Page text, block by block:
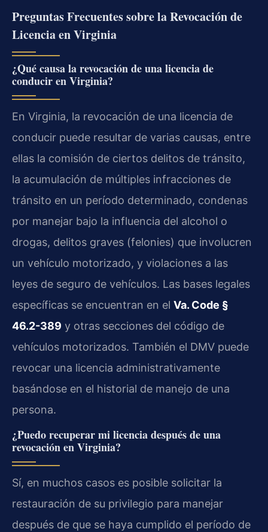
Preguntas Frecuentes sobre la Revocación de
Licencia en Virginia
¿Qué causa la revocación de una licencia de
conducir en Virginia?
En Virginia, la revocación de una licencia de
conducir puede resultar de varias causas, entre
ellas la comisión de ciertos delitos de tránsito,
la acumulación de múltiples infracciones de
tránsito en un período determinado, condenas
por manejar bajo la influencia del alcohol o
drogas, delitos graves (felonies) que involucren
un vehículo motorizado, y violaciones a las
leyes de seguro de vehículos. Las bases legales
específicas se encuentran en el Va. Code §
46.2-389 y otras secciones del código de
vehículos motorizados. También el DMV puede
revocar una licencia administrativamente
basándose en el historial de manejo de una
persona.
¿Puedo recuperar mi licencia después de una
revocación en Virginia?
Sí, en muchos casos es posible solicitar la
restauración de su privilegio para manejar
después de que se haya cumplido el período de